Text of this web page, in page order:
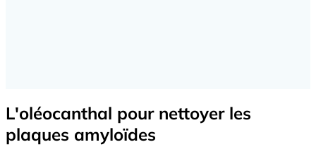
L'oléocanthal pour nettoyer les
plaques amyloïdes